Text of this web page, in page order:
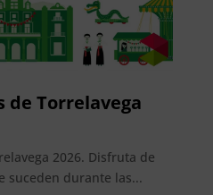
de Torrelavega
2026. Disfruta de
suceden durante las...